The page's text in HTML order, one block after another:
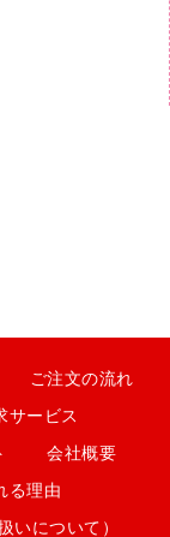
ご注文の流れ
サービス
会社概要
る理由
いについて）